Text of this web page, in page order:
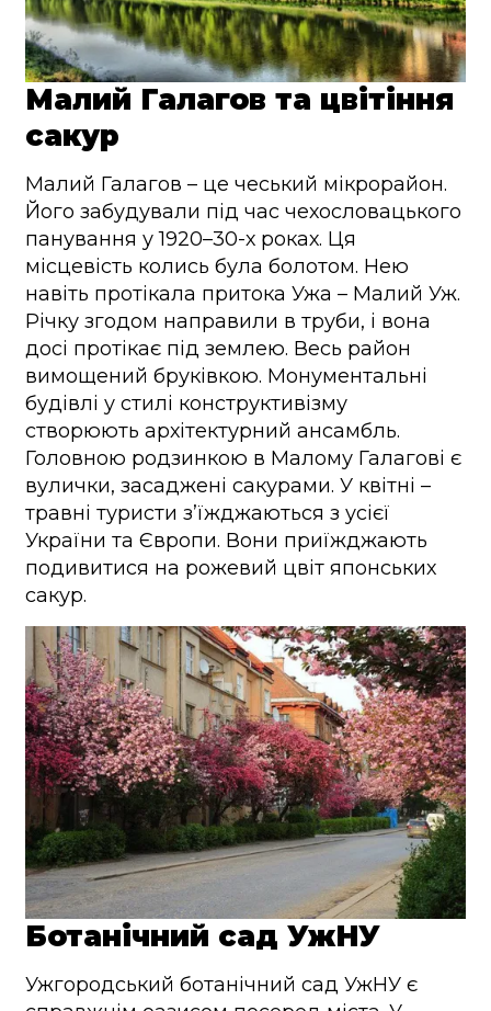
Малий Галагов та цвітіння
сакур
Малий Галагов – це чеський мікрорайон.
Його забудували під час чехословацького
панування у 1920–30-х роках. Ця
місцевість колись була болотом. Нею
навіть протікала притока Ужа – Малий Уж.
Річку згодом направили в труби, і вона
досі протікає під землею. Весь район
вимощений бруківкою. Монументальні
будівлі у стилі конструктивізму
створюють архітектурний ансамбль.
Головною родзинкою в Малому Галагові є
вулички, засаджені сакурами. У квітні –
травні туристи з’їжджаються з усієї
України та Європи. Вони приїжджають
подивитися на рожевий цвіт японських
сакур.
Ботанічний сад УжНУ
Ужгородський ботанічний сад УжНУ є